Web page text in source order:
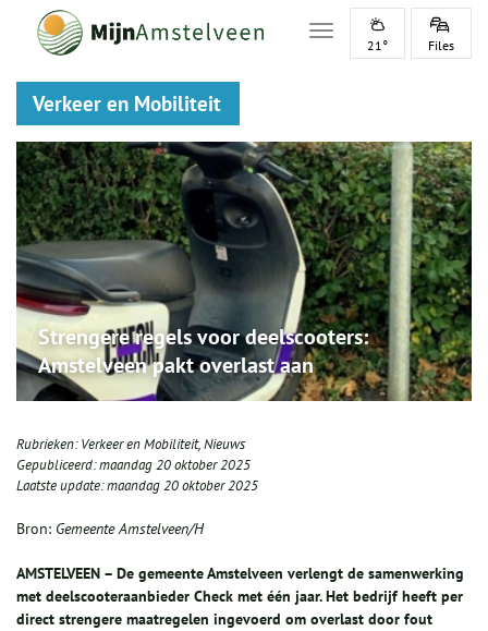
Toggle navigation
21° Files
Verkeer en Mobiliteit
Strengere regels voor deelscooters:
Amstelveen pakt overlast aan
Rubrieken:Verkeer en Mobiliteit,Nieuws
Gepubliceerd:maandag 20 oktober 2025
Laatste update:maandag 20 oktober 2025
Bron: Gemeente Amstelveen/H
AMSTELVEEN – De gemeente Amstelveen verlengt de samenwerking
met deelscooteraanbieder Check met één jaar. Het bedrijf heeft per
direct strengere maatregelen ingevoerd om overlast door fout